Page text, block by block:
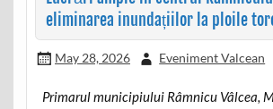
eliminarea inundațiilor la ploile
May 28, 2026 Eveniment Valcean
Primarul municipiului Râmnicu Vâlcea,